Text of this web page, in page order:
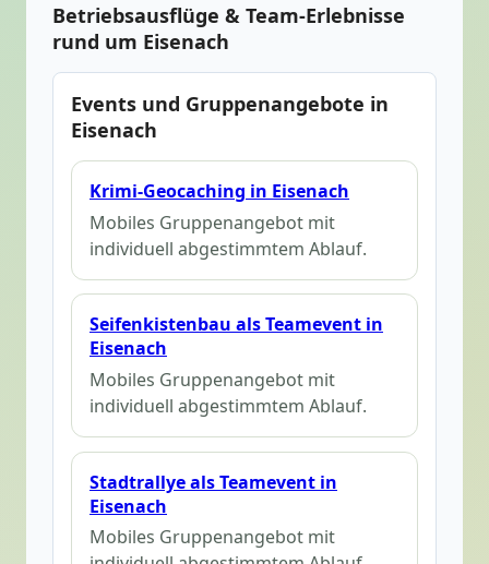
Betriebsausflüge & Team-Erlebnisse
rund um Eisenach
Events und Gruppenangebote in
Eisenach
Krimi-Geocaching in Eisenach
Mobiles Gruppenangebot mit
individuell abgestimmtem Ablauf.
Seifenkistenbau als Teamevent in
Eisenach
Mobiles Gruppenangebot mit
individuell abgestimmtem Ablauf.
Stadtrallye als Teamevent in
Eisenach
Mobiles Gruppenangebot mit